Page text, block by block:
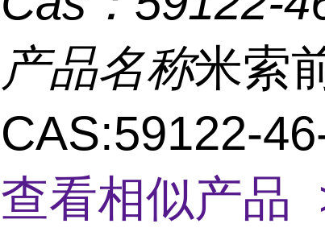
产品名称米索
CAS:59122-
查看相似产品